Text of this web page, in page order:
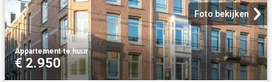
Foto bekijken
Appartement·te huur
€ 2.950